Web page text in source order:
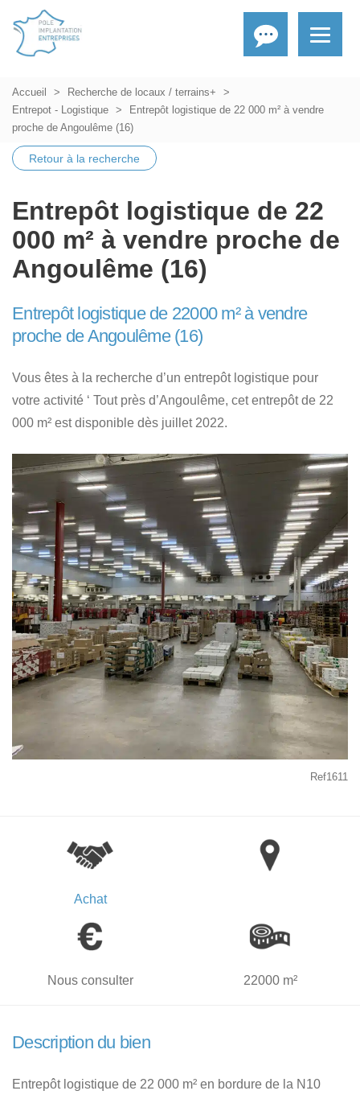
Accueil
Recherche de locaux / terrains+
Entrepot - Logistique
Entrepôt logistique de 22 000 m² à vendre
proche de Angoulême (16)
Retour à la recherche
Entrepôt logistique de 22
000 m² à vendre proche de
Angoulême (16)
Entrepôt logistique de 22000 m² à vendre
proche de Angoulême (16)
Vous êtes à la recherche d’un entrepôt logistique pour
votre activité ‘ Tout près d’Angoulême, cet entrepôt de 22
000 m² est disponible dès juillet 2022.
Ref1611
Achat
Nous consulter 22000 m²
Description du bien
Entrepôt logistique de 22 000 m² en bordure de la N10